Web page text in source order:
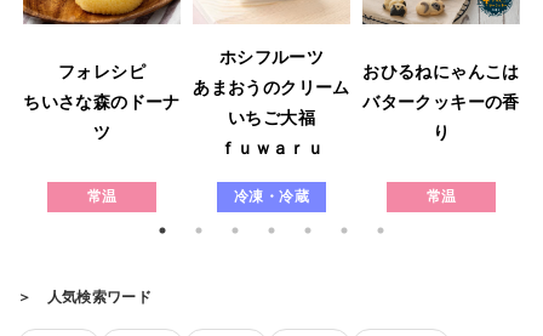
フォレシピ
ちいさな森のドーナ
ツ
常温
ホシフルーツ
あまおうのクリーム
いちご大福
ｆｕｗａｒｕ
冷凍・冷蔵
おひるねにゃんこは
バタークッキーの香
り
常温
＞ 人気検索ワード